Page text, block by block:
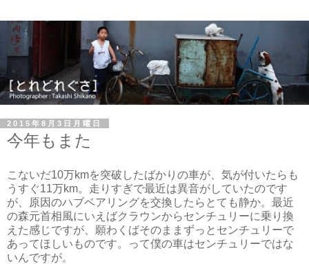
2015年8月3日月曜日
今年もまた
こないだ10万kmを突破したばかりの車が、気が付いたらも
うすぐ11万km。走りすぎで最近は異音がしていたのです
が、原因のハブベアリングを交換したらとても静か。最近
の森元首相風にいえばクラウンからセンチュリーに乗り換
えた感じですが、願わくばそのままずっとセンチュリーで
あってほしいものです。って僕の車はセンチュリーではな
いんですが。